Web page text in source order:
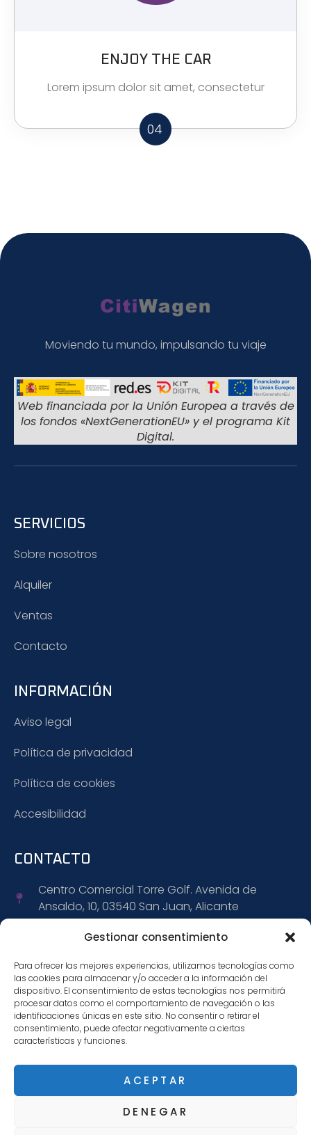
Gestionar consentimiento
Para ofrecer las mejores experiencias, utilizamos tecnologías como
las cookies para almacenar y/o acceder a la información del
dispositivo. El consentimiento de estas tecnologías nos permitirá
procesar datos como el comportamiento de navegación o las
identificaciones únicas en este sitio. No consentir o retirar el
consentimiento, puede afectar negativamente a ciertas
características y funciones.
ACEPTAR
DENEGAR
ENJOY THE CAR
Lorem ipsum dolor sit amet, consectetur
04
Moviendo tu mundo, impulsando tu viaje
Web financiada por la Unión Europea a través de
los fondos «NextGenerationEU» y el programa Kit
Digital.
SERVICIOS
Sobre nosotros
Alquiler
Ventas
Contacto
INFORMACIÓN
Aviso legal
Política de privacidad
Política de cookies
Accesibilidad
CONTACTO
Centro Comercial Torre Golf. Avenida de
Ansaldo, 10, 03540 San Juan, Alicante
+34 965 152 309
+34 695 472 888
info@citiwagen.com
SÍGUENOS